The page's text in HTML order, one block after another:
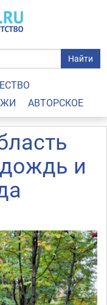
Найти
АВТОРСКОЕ
и